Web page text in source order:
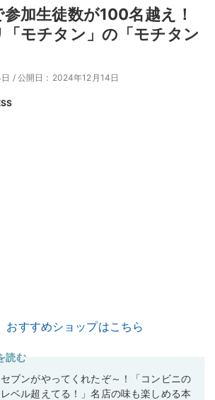
加生徒数が100名越え！
モチタン」の「モチタン
/ 公開日：2024年12月14日
おすすめショップはこちら
読む
セブンがやってくれたぞ～！「コンビニの
レベル超えてる！」名店の味も楽しめる本